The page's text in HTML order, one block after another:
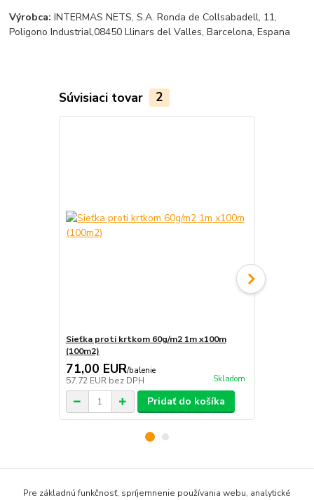
Výrobca: INTERMAS NETS, S.A. Ronda de Collsabadell, 11,
Poligono Industrial,08450 Llinars del Valles, Barcelona, Espana
Súvisiaci tovar 2
Sieťka proti krtkom 60g/m2 1m x100m
(100m2)
71,00 EUR/balenie
57,72 EUR bez DPH Skladom
Pridať do košíka
Tovar zaradený v kategóriách
Pre základnú funkčnosť, spríjemnenie používania webu, analytické